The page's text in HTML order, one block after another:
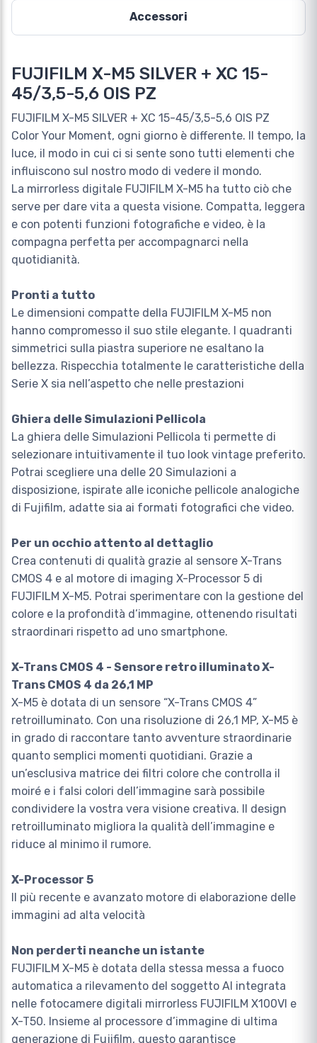
Accessori
FUJIFILM X-M5 SILVER + XC 15-
45/3,5-5,6 OIS PZ
FUJIFILM X-M5 SILVER + XC 15-45/3,5-5,6 OIS PZ
Color Your Moment, ogni giorno è differente. Il tempo, la
luce, il modo in cui ci si sente sono tutti elementi che
influiscono sul nostro modo di vedere il mondo.
La mirrorless digitale FUJIFILM X-M5 ha tutto ciò che
serve per dare vita a questa visione. Compatta, leggera
e con potenti funzioni fotografiche e video, è la
compagna perfetta per accompagnarci nella
quotidianità.
Pronti a tutto
Le dimensioni compatte della FUJIFILM X-M5 non
hanno compromesso il suo stile elegante. I quadranti
simmetrici sulla piastra superiore ne esaltano la
bellezza. Rispecchia totalmente le caratteristiche della
Serie X sia nell’aspetto che nelle prestazioni
Ghiera delle Simulazioni Pellicola
La ghiera delle Simulazioni Pellicola ti permette di
selezionare intuitivamente il tuo look vintage preferito.
Potrai scegliere una delle 20 Simulazioni a
disposizione, ispirate alle iconiche pellicole analogiche
di Fujifilm, adatte sia ai formati fotografici che video.
Per un occhio attento al dettaglio
Crea contenuti di qualità grazie al sensore X-Trans
CMOS 4 e al motore di imaging X-Processor 5 di
FUJIFILM X-M5. Potrai sperimentare con la gestione del
colore e la profondità d’immagine, ottenendo risultati
straordinari rispetto ad uno smartphone.
X-Trans CMOS 4 - Sensore retro illuminato X-
Trans CMOS 4 da 26,1 MP
X-M5 è dotata di un sensore “X-Trans CMOS 4”
retroilluminato. Con una risoluzione di 26,1 MP, X-M5 è
in grado di raccontare tanto avventure straordinarie
quanto semplici momenti quotidiani. Grazie a
un’esclusiva matrice dei filtri colore che controlla il
moiré e i falsi colori dell’immagine sarà possibile
condividere la vostra vera visione creativa. Il design
retroilluminato migliora la qualità dell’immagine e
riduce al minimo il rumore.
X-Processor 5
Il più recente e avanzato motore di elaborazione delle
immagini ad alta velocità
Non perderti neanche un istante
FUJIFILM X-M5 è dotata della stessa messa a fuoco
automatica a rilevamento del soggetto AI integrata
nelle fotocamere digitali mirrorless FUJIFILM X100VI e
X-T50. Insieme al processore d’immagine di ultima
generazione di Fujifilm, questo garantisce